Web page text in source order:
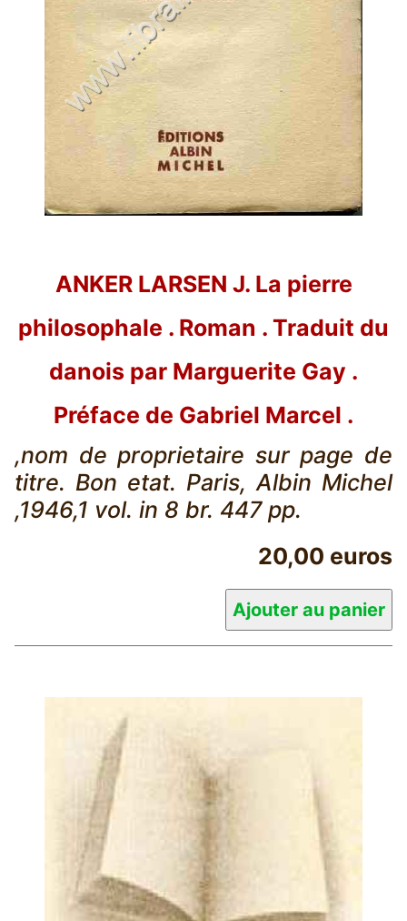
ANKER LARSEN J. La pierre
philosophale . Roman . Traduit du
danois par Marguerite Gay .
Préface de Gabriel Marcel .
,nom de proprietaire sur page de
titre. Bon etat. Paris, Albin Michel
,1946,1 vol. in 8 br. 447 pp.
20,00 euros